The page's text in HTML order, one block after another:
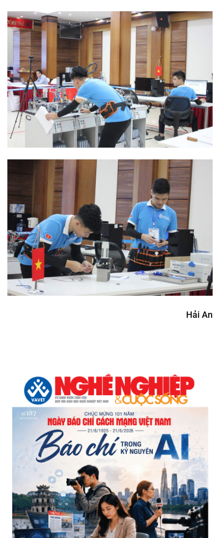
Hải An